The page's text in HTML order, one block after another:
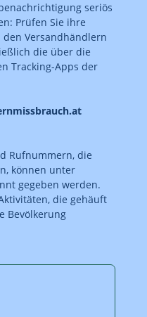
seriös
Prüfen Sie ihre
Versandhändlern
die über die
Tracking-Apps der
Rufnummern, die
können unter
gegeben werden.
die gehäuft
Bevölkerung